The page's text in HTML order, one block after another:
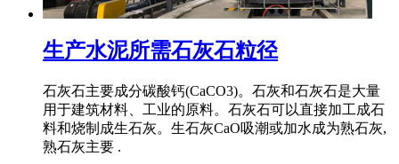
生产水泥所需石灰石粒径
石灰石主要成分碳酸钙(CaCO3)。石灰和石灰石是大量
用于建筑材料、工业的原料。石灰石可以直接加工成石
料和烧制成生石灰。生石灰CaO吸潮或加水成为熟石灰,
熟石灰主要 .